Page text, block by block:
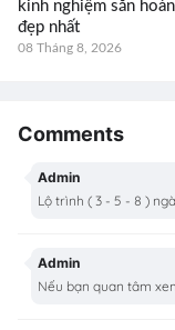
kinh nghiệm săn
đẹp nhất
08 Tháng 8, 2026
Comments
Admin
Lộ trình ( 3 - 5 - 8 )
Admin
Nếu bạn quan tâm